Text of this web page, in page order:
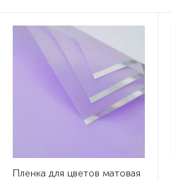
Пленка для цветов матовая